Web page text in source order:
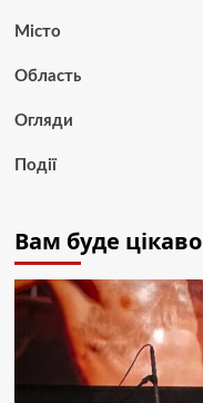
Місто
Область
Огляди
Події
Вам буде цікаво